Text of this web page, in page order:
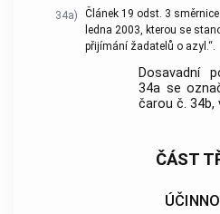
34a) Článek 19 odst. 3
ledna 2003, kterou se
přijímání žadatelů o azyl.“.
Dosavadní
34a se
čarou č. 34b,
ČÁST